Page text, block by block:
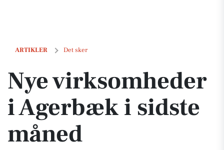
ARTIKLER Det sker
Nye virksomheder i Agerbæk i sidste måned
Nye virksomheder
i Agerbæk i sidste
måned